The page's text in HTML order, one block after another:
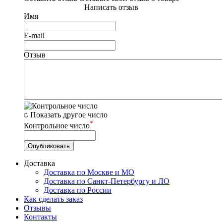
Написать отзыв
Имя
E-mail
Отзыв
Показать другое число
Контрольное число*
Доставка
Доставка по Москве и МО
Доставка по Санкт-Петербургу и ЛО
Доставка по России
Как сделать заказ
Отзывы
Контакты